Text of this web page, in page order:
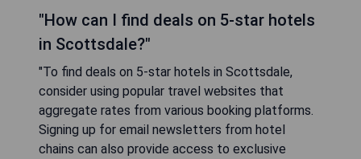
"How can I find deals on 5-star hotels
in Scottsdale?"
"To find deals on 5-star hotels in Scottsdale,
consider using popular travel websites that
aggregate rates from various booking platforms.
Signing up for email newsletters from hotel
chains can also provide access to exclusive